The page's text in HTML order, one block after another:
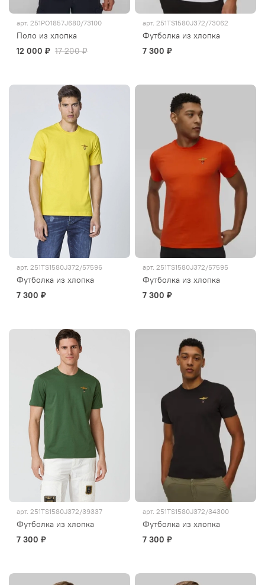
арт. 251PO1857J680/73100
Поло из хлопка
12 000 ₽ 17 200 ₽
арт. 251TS1580J372/73062
Футболка из хлопка
7 300 ₽
арт. 251TS1580J372/57596
Футболка из хлопка
7 300 ₽
арт. 251TS1580J372/57595
Футболка из хлопка
7 300 ₽
арт. 251TS1580J372/39337
Футболка из хлопка
7 300 ₽
арт. 251TS1580J372/34300
Футболка из хлопка
7 300 ₽